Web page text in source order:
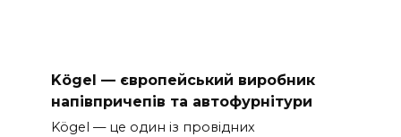
Kögel — європейський виробник
напівпричепів та автофурнітури
Kögel — це один із провідних